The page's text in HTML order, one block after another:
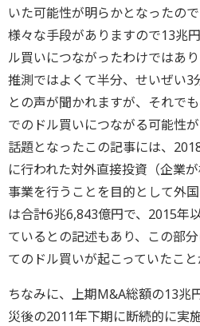
いた可能性が明らかとなったの
様々な手段がありますので13兆
ル買いにつながったわけではあ
推測ではよくて半分、せいぜい3
との声が聞かれますが、それで
でのドル買いにつながる可能性
話題となったこの記事には、
に行われた対外直接投資（企業
事業を行うことを目的として外
は合計6兆6,843億円で、2015年
ているとの記述もあり、この部
てのドル買いが起こっていたこと
ちなみに、上期M&A総額の13兆
災後の2011年下期に断続的に実